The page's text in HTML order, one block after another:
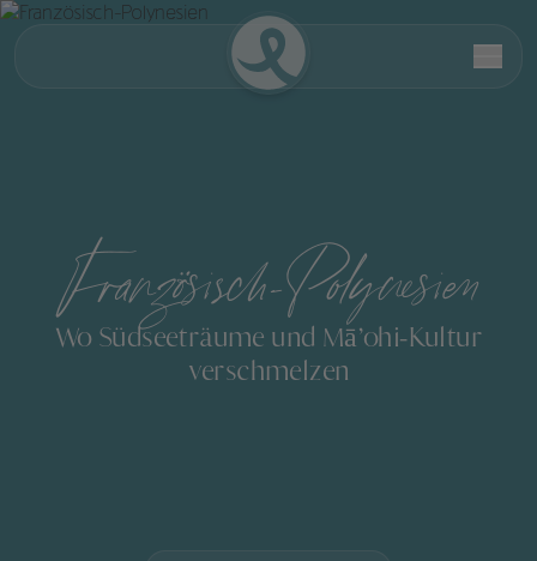
Französisch-Polynesien
Wo Südseeträume und Mā’ohi-Kultur
verschmelzen